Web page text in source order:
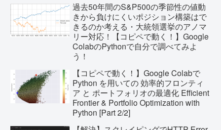
過去50年間のS&P500の季節性の値動
きから負けにくいポジション構築はで
きるのか考える・大統領選挙のアノマ
リー対応！【コピペで動く！】Google
ColabのPythonで自分で調べてみよ
う！
【コピペで動く！】Google Colabで
Python を用いての 効率的フロンティ
ア と ポートフォリオの最適化 Efficient
Frontier & Portfolio Optimization with
Python [Part 2/2]